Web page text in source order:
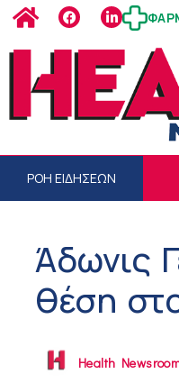
ΡΟΗ ΕΙΔΗΣΕΩΝ
Άδωνις
θέση
Health